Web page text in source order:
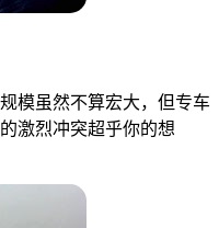
模虽然不算宏大，但专车
激烈冲突超乎你的想